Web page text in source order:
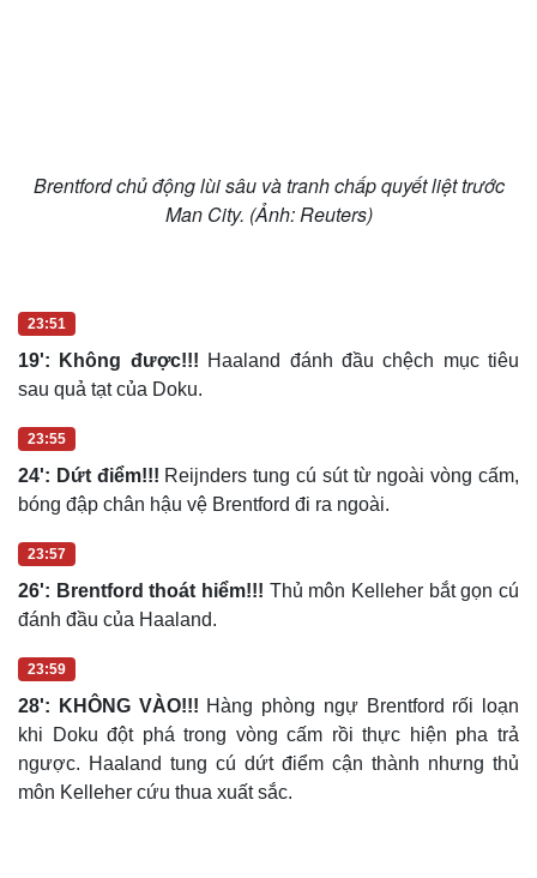
Brentford chủ động lùi sâu và tranh chấp quyết liệt trước
Man City. (Ảnh: Reuters)
23:51
19': Không được!!! Haaland đánh đầu chệch mục tiêu
sau quả tạt của Doku.
23:55
24': Dứt điểm!!! Reijnders tung cú sút từ ngoài vòng cấm,
bóng đập chân hậu vệ Brentford đi ra ngoài.
23:57
26': Brentford thoát hiểm!!! Thủ môn Kelleher bắt gọn cú
đánh đầu của Haaland.
23:59
28': KHÔNG VÀO!!! Hàng phòng ngự Brentford rối loạn
khi Doku đột phá trong vòng cấm rồi thực hiện pha trả
ngược. Haaland tung cú dứt điểm cận thành nhưng thủ
môn Kelleher cứu thua xuất sắc.